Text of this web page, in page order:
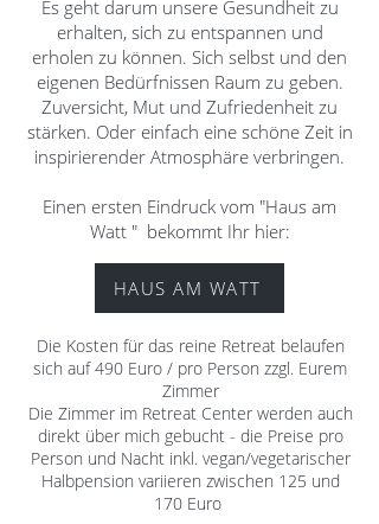
Es geht darum unsere Gesundheit zu
erhalten, sich zu entspannen und
erholen zu können. Sich selbst und den
eigenen Bedürfnissen Raum zu geben.
Zuversicht, Mut und Zufriedenheit zu
stärken. Oder einfach eine schöne Zeit in
inspirierender Atmosphäre verbringen.
Einen ersten Eindruck vom "Haus am
Watt " bekommt Ihr hier:
HAUS AM WATT
Die Kosten für das reine Retreat belaufen
sich auf 490 Euro / pro Person zzgl. Eurem
Zimmer
Die Zimmer im Retreat Center werden auch
direkt über mich gebucht - die Preise pro
Person und Nacht inkl. vegan/vegetarischer
Halbpension variieren zwischen 125 und
170 Euro